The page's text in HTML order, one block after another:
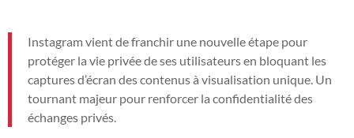
Instagram vient de franchir une nouvelle étape pour
protéger la vie privée de ses utilisateurs en bloquant les
captures d’écran des contenus à visualisation unique. Un
tournant majeur pour renforcer la confidentialité des
échanges privés.